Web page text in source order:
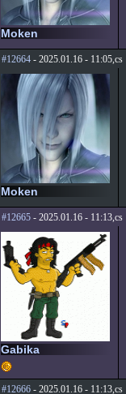
Moken
#12664- 2025.01.16 - 11:05,cs
Moken
#12665- 2025.01.16 - 11:13,cs
Gabika
#12666- 2025.01.16 - 11:13,cs